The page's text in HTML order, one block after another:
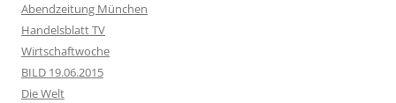
Abendzeitung München
Handelsblatt TV
Wirtschaftwoche
BILD 19.06.2015
Die Welt